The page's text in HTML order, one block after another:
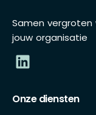
Samen
jouw organisatie
Onze diensten